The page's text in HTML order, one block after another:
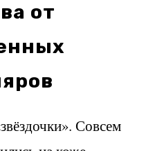
от
Совсем